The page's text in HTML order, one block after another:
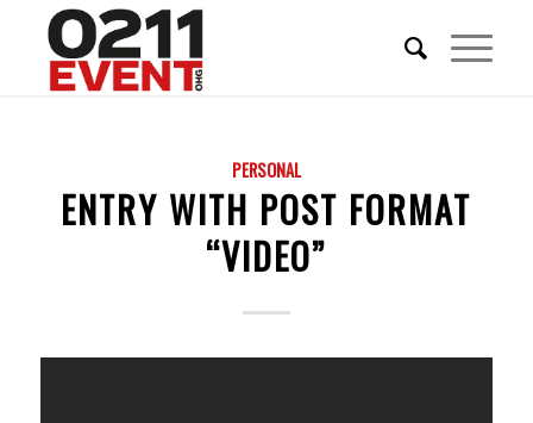
PERSONAL
ENTRY WITH POST FORMAT
“VIDEO”